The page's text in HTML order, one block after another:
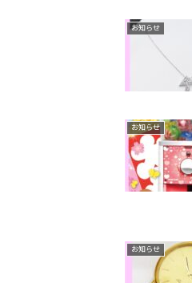
お知らせ
お知らせ
お知らせ